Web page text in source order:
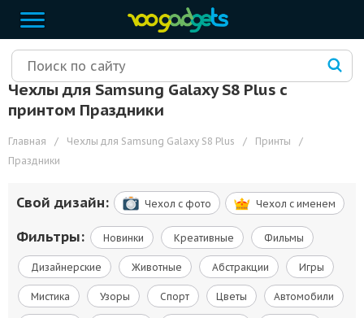
Чехлы для Samsung Galaxy S8 Plus с
принтом Праздники
Главная / Чехлы для Samsung Galaxy S8 Plus / Принты
/
Праздники
Свой дизайн: Чехол c фото Чехол c именем
Фильтры: Новинки Креативные Фильмы
Дизайнерские Животные Абстракции Игры
Мистика Узоры Спорт Цветы Автомобили